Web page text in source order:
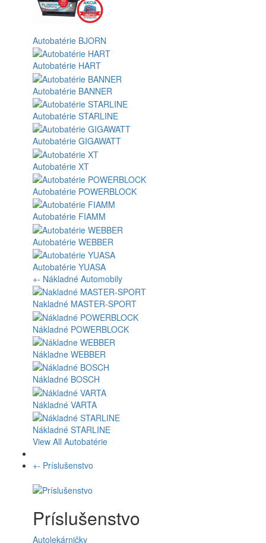
Autobatérie BJORN
Autobatérie HART
Autobatérie BANNER
Autobatérie STARLINE
Autobatérie GIGAWATT
Autobatérie XT
Autobatérie POWERBLOCK
Autobatérie FIAMM
Autobatérie WEBBER
Autobatérie YUASA
+- Nákladné Automobily
Nakladné MASTER-SPORT
Nákladné POWERBLOCK
Nákladne WEBBER
Nákladné BOSCH
Nákladné VARTA
Nákladné STARLINE
View All Autobatérie
+- Príslušenstvo
Príslušenstvo
Autolekárničky